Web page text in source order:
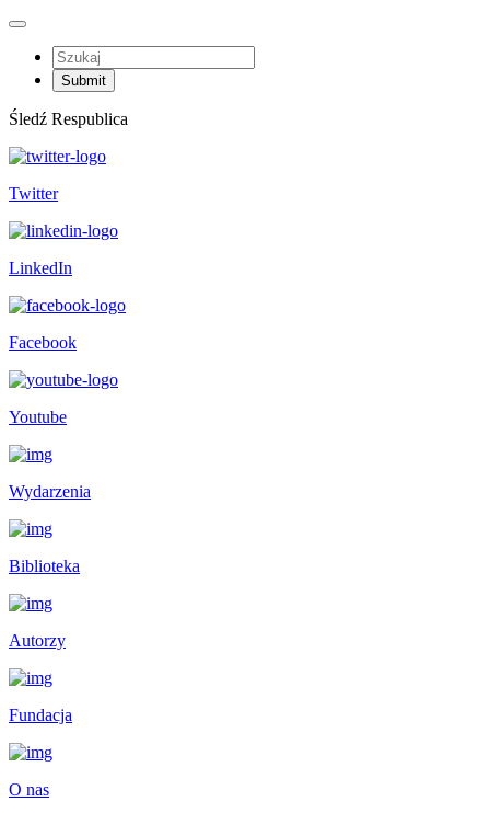
Śledź Respublica
Twitter
LinkedIn
Facebook
Youtube
Wydarzenia
Biblioteka
Autorzy
Fundacja
O nas